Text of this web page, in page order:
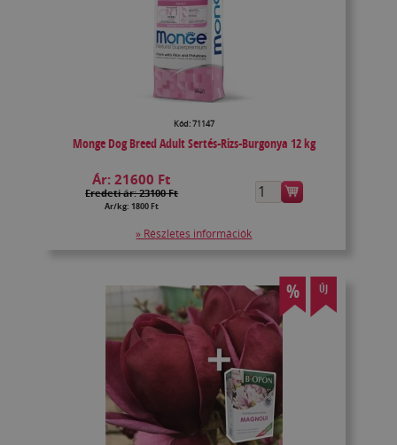
Kód: 71147
Monge Dog Breed Adult Sertés-Rizs-Burgonya 12 kg
Ár:21600 Ft
Eredeti ár: 23100 Ft
Ár/kg: 1800 Ft
» Részletes információk
% ÚJ